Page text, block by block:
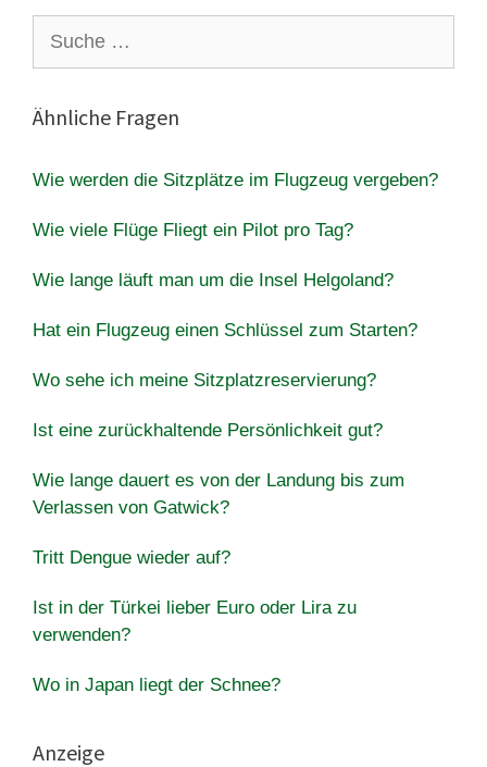
nach:
Ähnliche Fragen
Wie werden die Sitzplätze im Flugzeug vergeben?
Wie viele Flüge Fliegt ein Pilot pro Tag?
Wie lange läuft man um die Insel Helgoland?
Hat ein Flugzeug einen Schlüssel zum Starten?
Wo sehe ich meine Sitzplatzreservierung?
Ist eine zurückhaltende Persönlichkeit gut?
Wie lange dauert es von der Landung bis zum
Verlassen von Gatwick?
Tritt Dengue wieder auf?
Ist in der Türkei lieber Euro oder Lira zu
verwenden?
Wo in Japan liegt der Schnee?
Anzeige